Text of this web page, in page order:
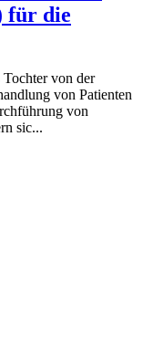
für die
von der
von Patienten
von
sic...